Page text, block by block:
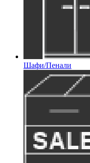
Шафи/Пенали